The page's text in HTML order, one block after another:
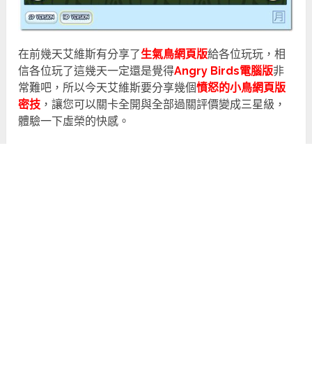
在前幾天艾維斯有分享了生氣鳥網頁版給各位玩玩，相
信各位玩了這幾天一定還是覺得Angry Birds電腦版非
常難吧，所以今天艾維斯要分享幾個憤怒的小鳥網頁版
密技 ，讓您可以關卡全開與全部過關評價變成三星級，
體驗一下虛榮的快感。